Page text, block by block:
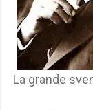
La grande